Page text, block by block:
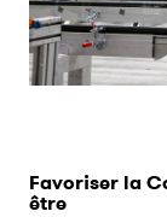
Favoriser la
être